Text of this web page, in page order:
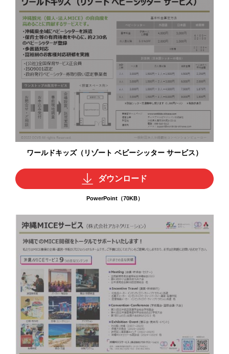
ワールドキッズ（リゾート ベビーシッター サービス）
ダウンロード
PowerPoint（70KB）